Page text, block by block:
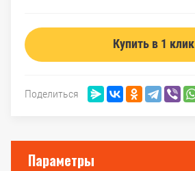
Купить в 1 клик
Поделиться
Параметры